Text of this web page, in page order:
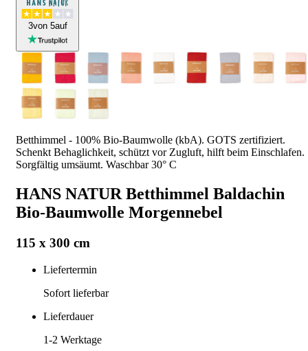
3von 5auf
Betthimmel - 100% Bio-Baumwolle (kbA). GOTS zertifiziert.
Schenkt Behaglichkeit, schützt vor Zugluft, hilft beim Einschlafen.
Sorgfältig umsäumt. Waschbar 30° C
HANS NATUR Betthimmel Baldachin
Bio-Baumwolle Morgennebel
115 x 300 cm
Liefertermin
Sofort lieferbar
Lieferdauer
1-2 Werktage